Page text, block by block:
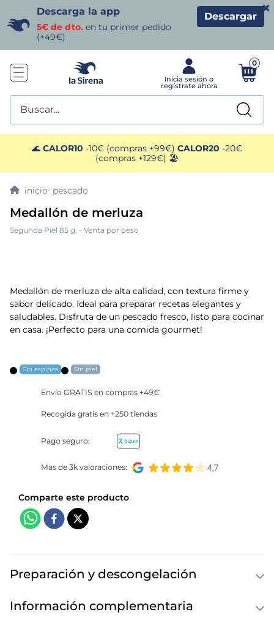
Descarga la app
5€ de dto. en tu primer pedido
(+49€)
Descargar
×
0
Buscar...
🌊 CALOR10 -10€ (compras +99€) CALOR20 -20€
(compras +129€) 🏖️
pescado
Medallón de merluza
Segunda Piel 85 g. - Venta por peso
Medallón de merluza de alta calidad, con textura firme y
sabor delicado. Ideal para preparar recetas elegantes y
saludables. Disfruta de un pescado fresco, listo para cocinar
en casa. ¡Perfecto para una comida gourmet!
Sin espinas Sin piel
Envío GRATIS en compras +49€
Recogida gratis en +250 tiendas
Pago seguro:
Mas de 3k valoraciones:
Preparación y descongelación
Información complementaria
TÉRMINOS MÁS BUSCADOS
1. helados sirena
3. patatas
5. verduras
croquetas
gambon
pollo